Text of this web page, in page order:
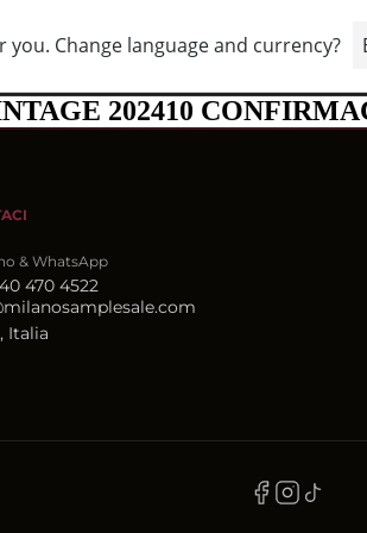
CÓMO
PARTICIPAR
UBICACIONES
202410
& WhatsApp
470 4522
Italia